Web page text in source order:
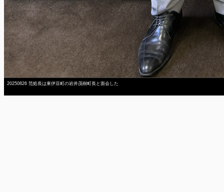
20250826 范処長は東伊豆町の岩井茂樹町長と面会した